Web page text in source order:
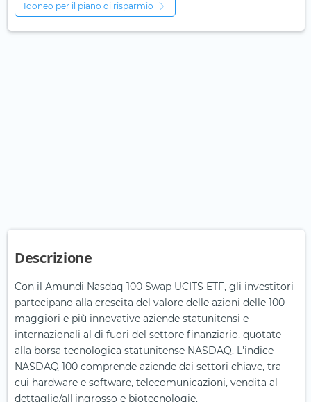
Idoneo per il piano di risparmio
Descrizione
Con il Amundi Nasdaq-100 Swap UCITS ETF, gli investitori
partecipano alla crescita del valore delle azioni delle 100
maggiori e più innovative aziende statunitensi e
internazionali al di fuori del settore finanziario, quotate
alla borsa tecnologica statunitense NASDAQ. L'indice
NASDAQ 100 comprende aziende dai settori chiave, tra
cui hardware e software, telecomunicazioni, vendita al
dettaglio/all'ingrosso e biotecnologie.